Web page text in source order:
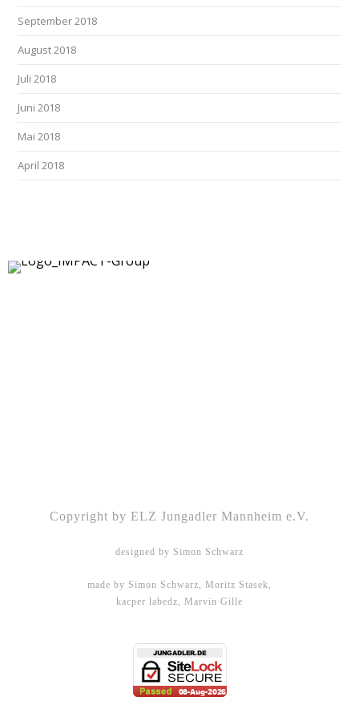
September 2018
August 2018
Juli 2018
Juni 2018
Mai 2018
April 2018
Copyright by ELZ Jungadler Mannheim e.V.
designed by Simon Schwarz
made by Simon Schwarz, Moritz Stasek,
kacper labedz, Marvin Gille